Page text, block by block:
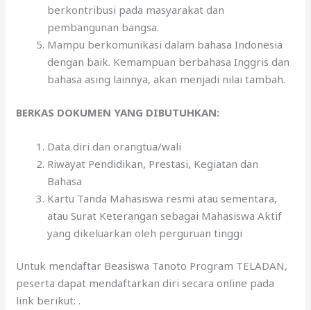
berkontribusi pada masyarakat dan
pembangunan bangsa.
Mampu berkomunikasi dalam bahasa Indonesia
dengan baik. Kemampuan berbahasa Inggris dan
bahasa asing lainnya, akan menjadi nilai tambah.
BERKAS DOKUMEN YANG DIBUTUHKAN:
Data diri dan orangtua/wali
Riwayat Pendidikan, Prestasi, Kegiatan dan
Bahasa
Kartu Tanda Mahasiswa resmi atau sementara,
atau Surat Keterangan sebagai Mahasiswa Aktif
yang dikeluarkan oleh perguruan tinggi
Untuk mendaftar Beasiswa Tanoto Program TELADAN,
peserta dapat mendaftarkan diri secara online pada
link berikut: .